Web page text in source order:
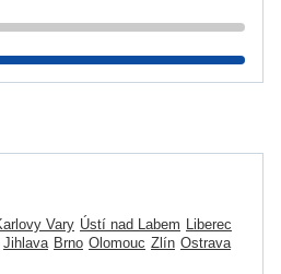
Vary Ústí nad Labem Liberec
Jihlava Brno Olomouc Zlín Ostrava